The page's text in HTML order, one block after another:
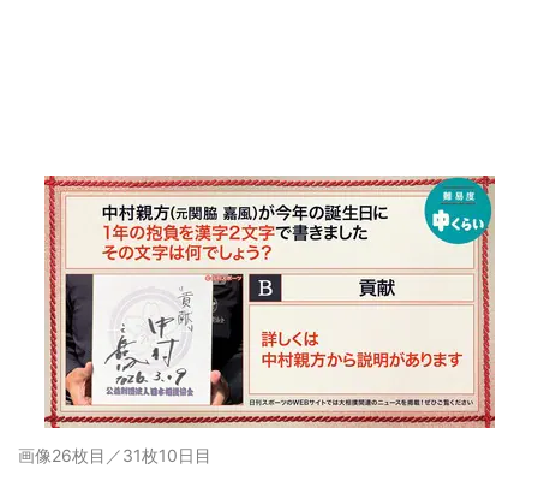
画像26枚目／31枚10日目